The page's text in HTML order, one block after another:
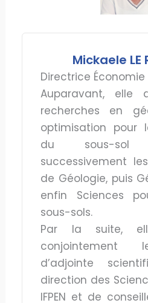
Mickaele LE
Directrice Économie
Auparavant, elle
recherches en
optimisation pour
du sous-
successivement
de Géologie, puis
enfin Sciences
sous-sols.
Par la suite,
conjointement
d’adjointe
direction des
IFPEN et de